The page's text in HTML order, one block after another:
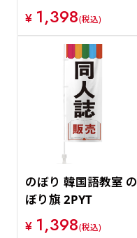
¥ 1,398(税込)
のぼり 韓国語教室 の
ぼり旗 2PYT
¥ 1,398(税込)